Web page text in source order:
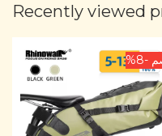
Recently viewed
-8%